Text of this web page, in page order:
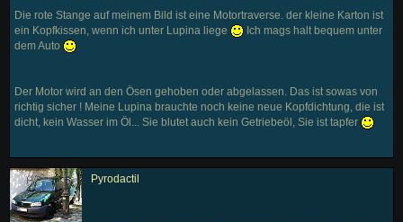
Die rote Stange auf meinem Bild ist eine Motortraverse. der kleine Karton ist
ein Kopfkissen, wenn ich unter Lupina liege
Ich mags halt bequem unter
dem Auto
Der Motor wird an den Ösen gehoben oder abgelassen. Das ist sowas von
richtig sicher ! Meine Lupina brauchte noch keine neue Kopfdichtung, die ist
dicht, kein Wasser im Öl... Sie blutet auch kein Getriebeöl, Sie ist tapfer
Pyrodactil